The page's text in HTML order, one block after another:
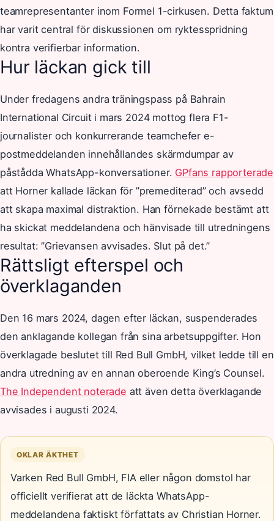
teamrepresentanter inom Formel 1-cirkusen. Detta faktum
har varit central för diskussionen om ryktesspridning
kontra verifierbar information.
Hur läckan gick till
Under fredagens andra träningspass på Bahrain
International Circuit i mars 2024 mottog flera F1-
journalister och konkurrerande teamchefer e-
postmeddelanden innehållandes skärmdumpar av
påstådda WhatsApp-konversationer. GPfans rapporterade
att Horner kallade läckan för ”premediterad” och avsedd
att skapa maximal distraktion. Han förnekade bestämt att
ha skickat meddelandena och hänvisade till utredningens
resultat: ”Grievansen avvisades. Slut på det.”
Rättsligt efterspel och
överklaganden
Den 16 mars 2024, dagen efter läckan, suspenderades
den anklagande kollegan från sina arbetsuppgifter. Hon
överklagade beslutet till Red Bull GmbH, vilket ledde till en
andra utredning av en annan oberoende King’s Counsel.
The Independent noterade att även detta överklagande
avvisades i augusti 2024.
OKLAR ÄKTHET
Varken Red Bull GmbH, FIA eller någon domstol har
officiellt verifierat att de läckta WhatsApp-
meddelandena faktiskt författats av Christian Horner.